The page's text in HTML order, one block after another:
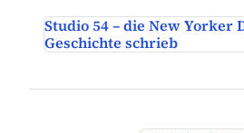
Studio 54 – die New Yorker
Geschichte schrieb